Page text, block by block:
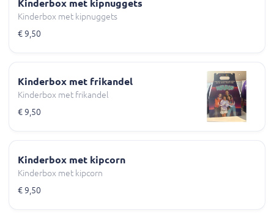
Kinderbox met kipnuggets
Kinderbox met kipnuggets
€ 9,50
Kinderbox met frikandel
Kinderbox met frikandel
€ 9,50
Kinderbox met kipcorn
Kinderbox met kipcorn
€ 9,50